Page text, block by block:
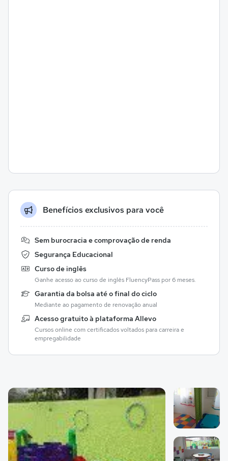
Benefícios exclusivos para você
Sem burocracia e comprovação de renda
Segurança Educacional
Curso de inglês
Ganhe acesso ao curso de inglês FluencyPass por 6 meses.
Garantia da bolsa até o final do ciclo
Mediante ao pagamento de renovação anual
Acesso gratuito à plataforma Allevo
Cursos online com certificados voltados para carreira e
empregabilidade
Galeria de imagem
Imagem 1